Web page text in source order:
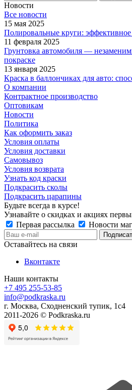
Новости
Все новости
15 мая 2025
Полировальные круги:
11 февраля 2025
Грунтовка автомобиля —
покраске
13 января 2025
Краска в баллончиках для авто:
О компании
Контрактное производство
Оптовикам
Новости
Политика
Как оформить заказ
Условия оплаты
Условия доставки
Самовывоз
Условия возврата
Узнать код краски
Подкрасить сколы
Подкрасить царапины
Будьте всегда в курсе!
Узнавайте о скидках и акциях
Первая рассылка
Новости
Оставайтесь на связи
Вконтакте
Наши контакты
+7 495 255-53-85
info@podkraska.ru
г. Москва, Сходненский тупик, 1с4
2011-2026 © Podkraska.ru